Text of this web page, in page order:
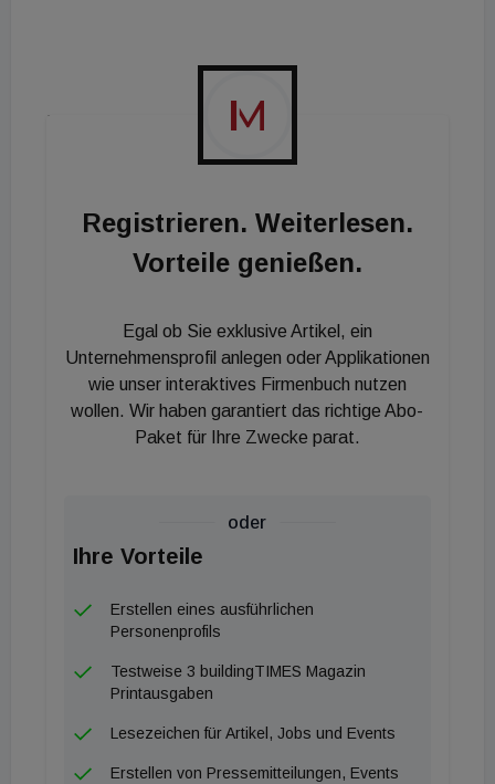
Prozent entspricht. Das Ergebnis nach
Der Gewinn je Aktie steig von 4,31 auf 5,69
Kronen. Zum Teil trugen auch die Neubewertungen
von Zukäufen zum sehr guten Ergebnis bei. „Das
Übernahmen in Höhe von 353 MSEK“ (rd. 35 Mio.
Euro), so die Konzernleitung.
Neu in der Familie sind seit 2020 neben Waterkotte
übrigens die serbischen Tiki Group, die türkische
schwedische VEÅ, die italienische Termotech
Registrieren. Weiterlesen.
Vorteile genießen.
Egal ob Sie exklusive Artikel, ein
Unternehmensprofil anlegen oder Applikationen
wie unser interaktives Firmenbuch nutzen
wollen. Wir haben garantiert das richtige Abo-
Paket für Ihre Zwecke parat.
oder
Ihre Vorteile
Erstellen eines ausführlichen
Personenprofils
Testweise 3 buildingTIMES Magazin
Printausgaben
Lesezeichen für Artikel, Jobs und Events
Erstellen von Pressemitteilungen, Events